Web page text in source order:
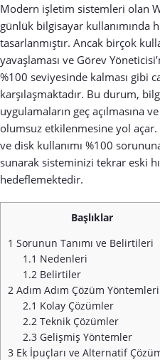
Modern işletim sistemleri olan
günlük bilgisayar kullanımında
tasarlanmıştır. Ancak birçok
yavaşlaması ve Görev
%100 seviyesinde kalması gibi
karşılaşmaktadır. Bu durum,
uygulamaların geç açılmasına
olumsuz etkilenmesine yol
ve disk kullanımı %100
sunarak sisteminizi tekrar eski
hedeflemektedir.
Başlıklar
1 Sorunun Tanımı ve Belirtileri
1.1 Nedenleri
1.2 Belirtiler
2 Adım Adım Çözüm Yöntemleri
2.1 Kolay Çözümler
2.2 Teknik Çözümler
2.3 Gelişmiş Yöntemler
3 Ek İpuçları ve Alternatif